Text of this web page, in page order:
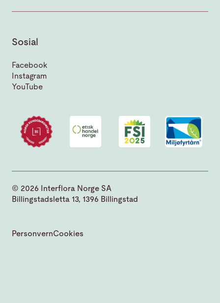
Sosial
Facebook
Instagram
YouTube
© 2026 Interflora Norge SA
Billingstadsletta 13, 1396 Billingstad
PersonvernCookies